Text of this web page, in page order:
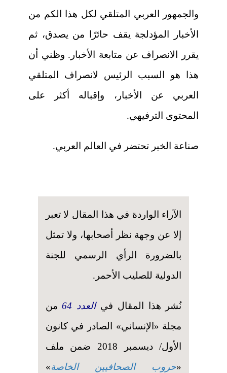
والجمهور العربي المتلقي لكل هذا الكم من
الأخبار المؤدلجة يقف حائرًا من يصدق، ثم
يقرر الانصراف عن متابعة الأخبار. وظني أن
هذا هو السبب الرئيس لانصراف المتلقي
العربي عن الأخبار، وإقباله أكثر على
المحتوى الترفيهي.
صناعة الخبر تحتضر في العالم العربي.
الآراء الواردة في هذا المقال لا تعبر
إلا عن وجهة نظر أصحابها، ولا تمثل
بالضرورة الرأي الرسمي للجنة
الدولية للصليب الأحمر.
نُشر هذا المقال فيالعدد 64
من
مجلة «الإنساني» الصادر في كانون
الأول/ ديسمبر 2018 ضمن ملف
«حروب الصحافيين الخاصة»